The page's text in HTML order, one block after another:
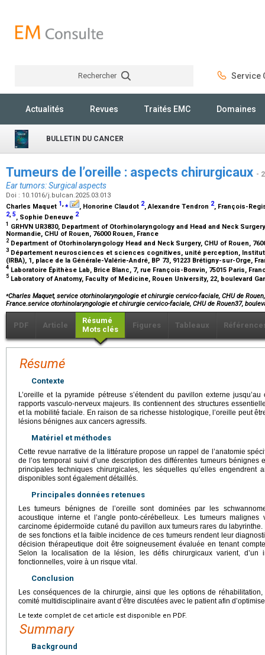
Rechercher Service
Actualités Revues Traités EMC Domaines
BULLETIN DU CANCER
Tumeurs de l’oreille : aspects chirurgicaux -
Ear tumors: Surgical aspects
Doi : 10.1016/j.bulcan.2025.03.013
Charles Maquet 1,⁎ , Honorine Claudot 2, Alexandre Tendron 2, François-
2 5, Sophie Deneuve 2
1 GRHVN UR3830, Department of Otorhinolaryngology and Head and Neck
Normandie, CHU of Rouen, 76000 Rouen, France
2 Department of Otorhinolaryngology Head and Neck Surgery, CHU of Rouen,
3 Département neurosciences et sciences cognitives, unité perception,
(IRBA), 1, place de la Générale-Valérie-André, BP 73, 91223 Brétigny-sur-Orge,
4 Laboratoire Épithèse Lab, Brice Blanc, 7, rue François-Bonvin, 75015 Paris,
5 Laboratory of Anatomy, Faculty of Medicine, Rouen University, 22, boulevard
⁎Charles Maquet, service otorhinolaryngologie et chirurgie cervico-faciale, CHU de
France.service otorhinolaryngologie et chirurgie cervico-faciale, CHU de Rouen37,
PDF Article
Résumé
Mots clés
Figures Tableaux
Résumé
Contexte
L’oreille et la pyramide pétreuse s’étendent du pavillon externe
rapports vasculo-nerveux majeurs. Ils contiennent des structures
et la mobilité faciale. En raison de sa richesse histologique, l’oreille peut
lésions bénignes aux cancers agressifs.
Matériel et méthodes
Cette revue narrative de la littérature propose un rappel de l’anatomie
de l’os temporal suivi d’une description des différentes tumeurs bénignes
principales techniques chirurgicales, les séquelles qu’elles engendrent
disponibles sont également détaillés.
Principales données retenues
Les tumeurs bénignes de l’oreille sont dominées par les
acoustique interne et l’angle ponto-cérébelleux. Les tumeurs
carcinome épidermoïde cutané du pavillon aux tumeurs rares du
de ses fonctions et la faible incidence de ces tumeurs rendent leur
décision thérapeutique doit être soigneusement évaluée en tenant
Selon la localisation de la lésion, les défis chirurgicaux varient, d’un
fonctionnelles, voire à un risque vital.
Conclusion
Les conséquences de la chirurgie, ainsi que les options de réhabilitation,
comité multidisciplinaire avant d’être discutées avec le patient afin
Le texte complet de cet article est disponible en PDF.
Summary
Background